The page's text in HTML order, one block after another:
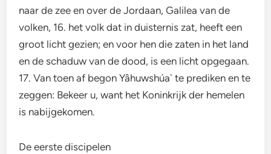
naar de zee en over de Jordaan, Galilea van de
volken, 16. het volk dat in duisternis zat, heeft een
groot licht gezien; en voor hen die zaten in het land
en de schaduw van de dood, is een licht opgegaan.
17. Van toen af begon Yâhuwshúa` te prediken en te
zeggen: Bekeer u, want het Koninkrijk der hemelen
is nabijgekomen.
De eerste discipelen